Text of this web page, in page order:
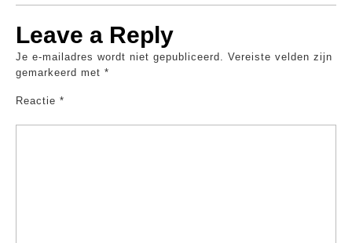
Leave a Reply
Je e-mailadres wordt niet gepubliceerd.
Vereiste velden zijn
gemarkeerd met *
Reactie *